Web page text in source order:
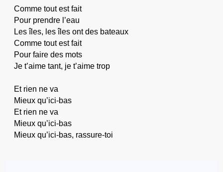
Comme tout est fait
Pour prendre l’eau
Les îles, les îles ont des bateaux
Comme tout est fait
Pour faire des mots
Je t’aime tant, je t’aime trop
Et rien ne va
Mieux qu’ici-bas
Et rien ne va
Mieux qu’ici-bas
Mieux qu’ici-bas, rassure-toi